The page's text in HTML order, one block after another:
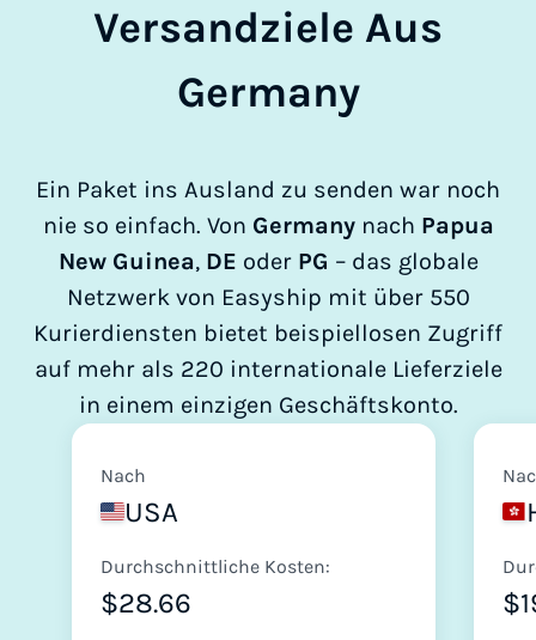
Versandziele Aus
Germany
Ein Paket ins Ausland zu senden war noch
nie so einfach. Von Germanynach Papua
New Guinea, DE oder PG – das globale
Netzwerk von Easyship mit über 550
Kurierdiensten bietet beispiellosen Zugriff
auf mehr als 220 internationale Lieferziele
in einem einzigen Geschäftskonto.
Nach
USA
Durchschnittliche Kosten:
$28.66